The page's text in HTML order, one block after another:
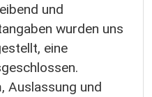
und
wurden uns
eine
Auslassung und